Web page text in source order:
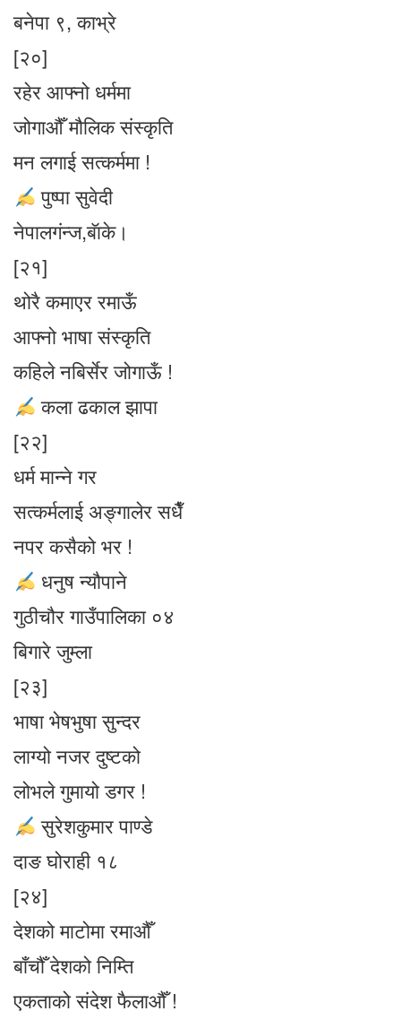
बनेपा ९, काभ्रे
[२०]
रहेर आफ्नो धर्ममा
जोगाऔँ मौलिक संस्कृति
मन लगाई सत्कर्ममा !
पुष्पा सुवेदी
नेपालगंन्ज,बॅाके।
[२१]
थोरै कमाएर रमाऊँ
आफ्नो भाषा संस्कृति
कहिले नबिर्सेर जोगाऊँ !
कला ढकाल झापा
[२२]
धर्म मान्ने गर
सत्कर्मलाई अङ्गालेर सधैँ
नपर कसैको भर !
धनुष न्यौपाने
गुठीचौर गाउँपालिका ०४
बिगारे जुम्ला
[२३]
भाषा भेषभुषा सुन्दर
लाग्यो नजर दुष्टको
लोभले गुमायो डगर !
सुरेशकुमार पाण्डे
दाङ घोराही १८
[२४]
देशको माटोमा रमाऔँ
बाँचौँ देशको निम्ति
एकताको संदेश फैलाऔँ !